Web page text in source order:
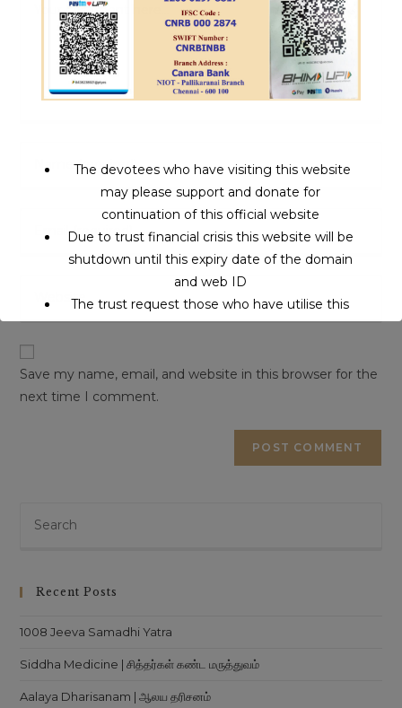
Save my name, email, and website in this browser for the
next time I comment.
Recent Posts
1008 Jeeva Samadhi Yatra
Siddha Medicine | சித்தர்கள் கண்ட மருத்துவம்
Aalaya Dharisanam | ஆலய தரிசனம்
The devotees who have visiting this website
may please support and donate for
continuation of this official website
Due to trust financial crisis this website will be
shutdown until this expiry date of the domain
and web ID
The trust request those who have utilise this
service may support to continue this service.
This will close in16seconds